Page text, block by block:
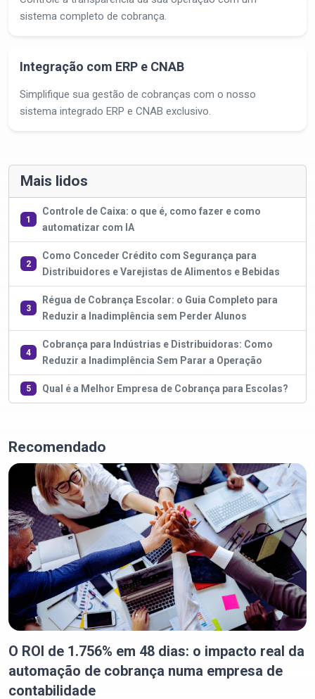
sistema completo de cobrança.
Integração com ERP e CNAB
Simplifique sua gestão de cobranças com o nosso
sistema integrado ERP e CNAB exclusivo.
Mais lidos
1
Controle de Caixa: o que é, como fazer e como
automatizar com IA
2
Como Conceder Crédito com Segurança para
Distribuidores e Varejistas de Alimentos e Bebidas
3
Régua de Cobrança Escolar: o Guia Completo para
Reduzir a Inadimplência sem Perder Alunos
4
Cobrança para Indústrias e Distribuidoras: Como
Reduzir a Inadimplência Sem Parar a Operação
5 Qual é a Melhor Empresa de Cobrança para Escolas?
Recomendado
O ROI de 1.756% em 48 dias: o impacto real da
automação de cobrança numa empresa de
contabilidade